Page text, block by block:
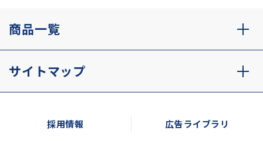
商品一覧
サイトマップ
採用情報 広告ライブラリ